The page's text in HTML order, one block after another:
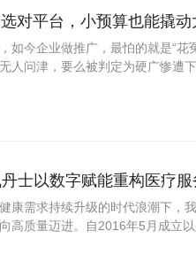
对平台，小预算也能撬动
如今企业做推广，最怕的就是“
人问津，要么被判定为硬广惨遭
士以数字赋能重构医疗服
康需求持续升级的时代浪潮下，
高质量迈进。自2016年5月成立